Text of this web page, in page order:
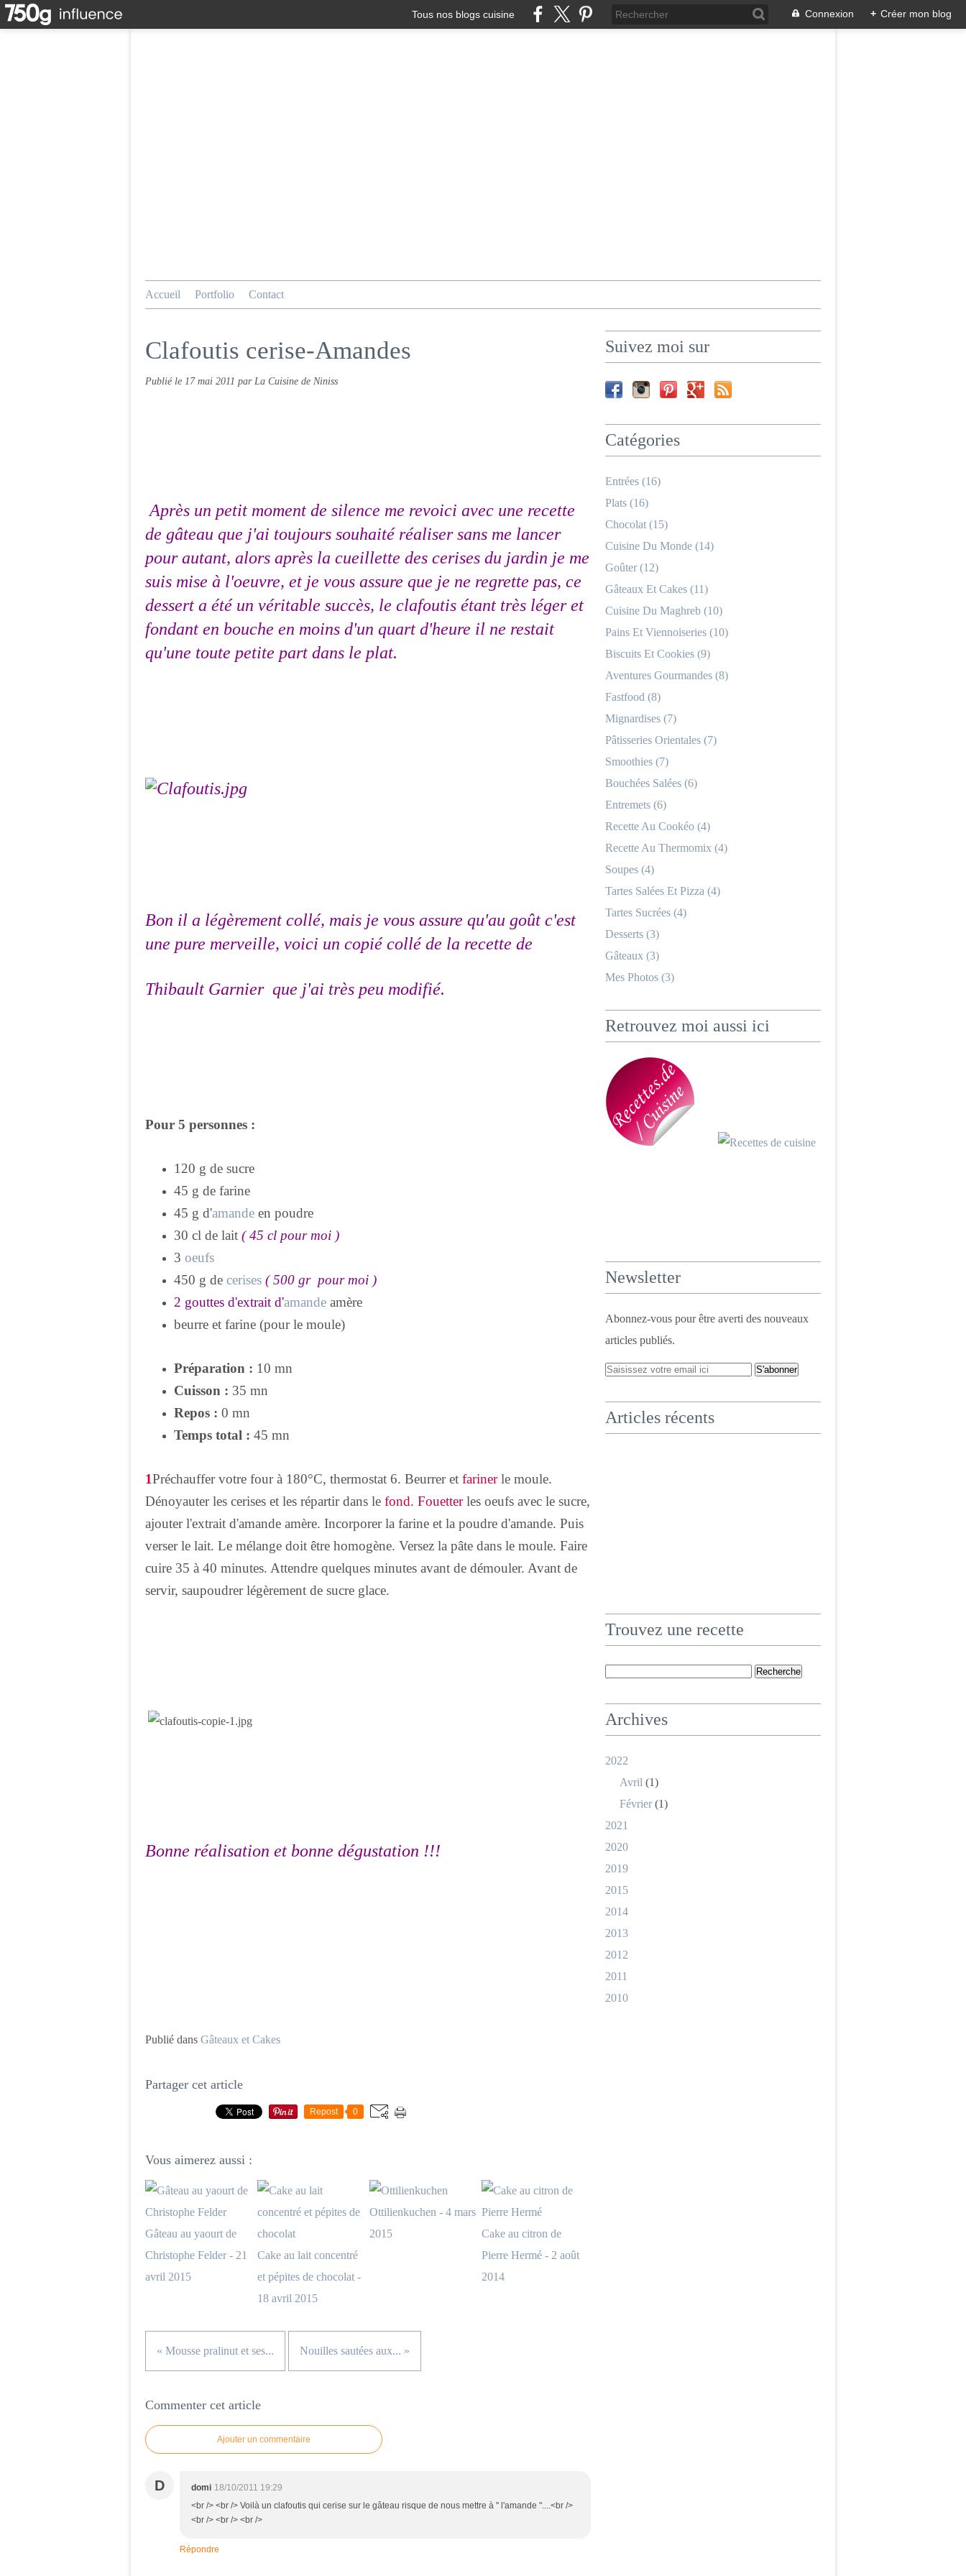
Tous nos blogs cuisine Connexion + Créer mon blog
Accueil Portfolio Contact
Clafoutis cerise-Amandes
Publié le 17 mai 2011 par La Cuisine de Niniss
Après un petit moment de silence me revoici avec une recette
de gâteau que j'ai toujours souhaité réaliser sans me lancer
pour autant, alors après la cueillette des cerises du jardin je me
suis mise à l'oeuvre, et je vous assure que je ne regrette pas, ce
dessert a été un véritable succès, le clafoutis étant très léger et
fondant en bouche en moins d'un quart d'heure il ne restait
qu'une toute petite part dans le plat.
Bon il a légèrement collé, mais je vous assure qu'au goût c'est
une pure merveille, voici un copié collé de la recette de
Thibault Garnier que j'ai très peu modifié.
Pour 5 personnes :
120 g de sucre
45 g de farine
45 g d'amande en poudre
30 cl de lait ( 45 cl pour moi )
3 oeufs
450 g de cerises ( 500 gr pour moi )
2 gouttes d'extrait d'amande amère
beurre et farine (pour le moule)
Préparation : 10 mn
Cuisson : 35 mn
Repos : 0 mn
Temps total : 45 mn
1Préchauffer votre four à 180°C, thermostat 6. Beurrer et farinerle moule.
Dénoyauter les cerises et les répartir dans le fond. Fouetterles oeufs avec le sucre,
ajouter l'extrait d'amande amère. Incorporer la farine et la poudre d'amande. Puis
verser le lait. Le mélange doit être homogène. Versez la pâte dans le moule. Faire
cuire 35 à 40 minutes. Attendre quelques minutes avant de démouler. Avant de
servir, saupoudrer légèrement de sucre glace.
Bonne réalisation et bonne dégustation !!!
Publié dans Gâteaux et Cakes
Partager cet article
Repost 0
Vous aimerez aussi :
Gâteau au yaourt de
Christophe Felder - 21
avril 2015
Cake au lait concentré
et pépites de chocolat -
18 avril 2015
Ottilienkuchen - 4 mars
2015
Cake au citron de
Pierre Hermé - 2 août
2014
« Mousse pralinut et ses... Nouilles sautées aux... »
Commenter cet article
Ajouter un commentaire
D domi 18/10/2011 19:29
<br /> <br /> Voilà un clafoutis qui cerise sur le gâteau risque de nous mettre à " l'amande "....<br />
<br /> <br /> <br />
Répondre
Suivez moi sur
Catégories
Entrées (16)
Plats (16)
Chocolat (15)
Cuisine Du Monde (14)
Goûter (12)
Gâteaux Et Cakes (11)
Cuisine Du Maghreb (10)
Pains Et Viennoiseries (10)
Biscuits Et Cookies (9)
Aventures Gourmandes (8)
Fastfood (8)
Mignardises (7)
Pâtisseries Orientales (7)
Smoothies (7)
Bouchées Salées (6)
Entremets (6)
Recette Au Cookéo (4)
Recette Au Thermomix (4)
Soupes (4)
Tartes Salées Et Pizza (4)
Tartes Sucrées (4)
Desserts (3)
Gâteaux (3)
Mes Photos (3)
Retrouvez moi aussi ici
Newsletter
Abonnez-vous pour être averti des nouveaux
articles publiés.
Articles récents
Trouvez une recette
Archives
2022
Avril (1)
Février (1)
2021
2020
2019
2015
2014
2013
2012
2011
2010